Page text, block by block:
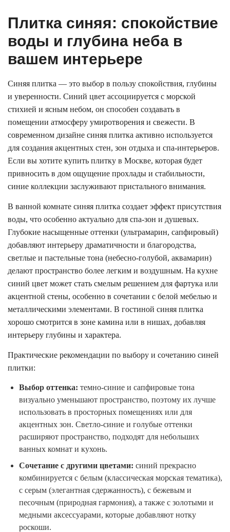
Плитка синяя: спокойствие
воды и глубина неба в
вашем интерьере
Синяя плитка — это выбор в пользу спокойствия, глубины
и уверенности. Синий цвет ассоциируется с морской
стихией и ясным небом, он способен создавать в
помещении атмосферу умиротворения и свежести. В
современном дизайне синяя плитка активно используется
для создания акцентных стен, зон отдыха и спа-интерьеров.
Если вы хотите купить плитку в Москве, которая будет
привносить в дом ощущение прохлады и стабильности,
синие коллекции заслуживают пристального внимания.
В ванной комнате синяя плитка создает эффект присутствия
воды, что особенно актуально для спа-зон и душевых.
Глубокие насыщенные оттенки (ультрамарин, сапфировый)
добавляют интерьеру драматичности и благородства,
светлые и пастельные тона (небесно-голубой, аквамарин)
делают пространство более легким и воздушным. На кухне
синий цвет может стать смелым решением для фартука или
акцентной стены, особенно в сочетании с белой мебелью и
металлическими элементами. В гостиной синяя плитка
хорошо смотрится в зоне камина или в нишах, добавляя
интерьеру глубины и характера.
Практические рекомендации по выбору и сочетанию синей
плитки:
Выбор оттенка: темно-синие и сапфировые тона
визуально уменьшают пространство, поэтому их лучше
использовать в просторных помещениях или для
акцентных зон. Светло-синие и голубые оттенки
расширяют пространство, подходят для небольших
ванных комнат и кухонь.
Сочетание с другими цветами: синий прекрасно
комбинируется с белым (классическая морская тематика),
с серым (элегантная сдержанность), с бежевым и
песочным (природная гармония), а также с золотыми и
медными аксессуарами, которые добавляют нотку
роскоши.